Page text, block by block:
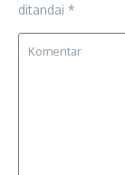
ditandai *